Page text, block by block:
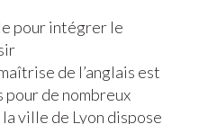
pour intégrer le
de l’anglais est
pour de nombreux
ville de Lyon dispose